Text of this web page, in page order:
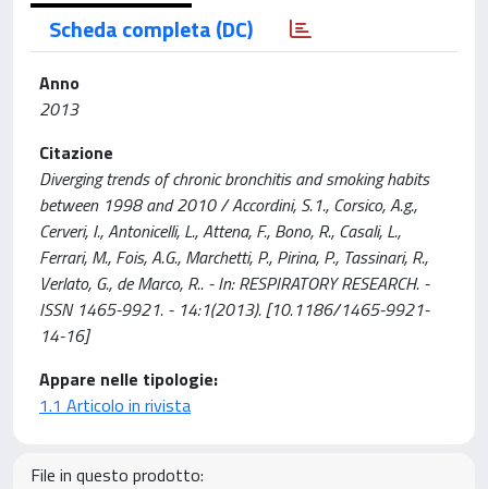
Scheda completa (DC)
Anno
2013
Citazione
Diverging trends of chronic bronchitis and smoking habits
between 1998 and 2010 / Accordini, S.1., Corsico, A.g.,
Cerveri, I., Antonicelli, L., Attena, F., Bono, R., Casali, L.,
Ferrari, M., Fois, A.G., Marchetti, P., Pirina, P., Tassinari, R.,
Verlato, G., de Marco, R.. - In: RESPIRATORY RESEARCH. -
ISSN 1465-9921. - 14:1(2013). [10.1186/1465-9921-
14-16]
Appare nelle tipologie:
1.1 Articolo in rivista
File in questo prodotto: